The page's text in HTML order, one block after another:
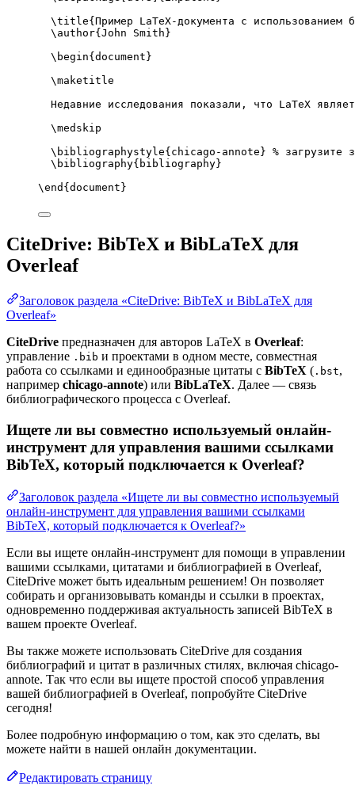
\title{Пример LaTeX-документа с
\author{John Smith}
\begin{ document }
\maketitle
Недавние исследования показали, что LaTeX
\medskip
\bibliographystyle{chicago-annote} % загрузите
\bibliography{bibliography}
\end { document }
CiteDrive: BibTeX и BibLaTeX для
Overleaf
Заголовок раздела «CiteDrive: BibTeX и BibLaTeX для
Overleaf»
CiteDrive предназначен для авторов LaTeX в Overleaf:
управление .bib и проектами в одном месте, совместная
работа со ссылками и единообразные цитаты с BibTeX ( .bst,
например chicago-annote) или BibLaTeX. Далее — связь
библиографического процесса с Overleaf.
Ищете ли вы совместно используемый онлайн-
инструмент для управления вашими ссылками
BibTeX, который подключается к Overleaf?
Заголовок раздела «Ищете ли вы совместно используемый
онлайн-инструмент для управления вашими ссылками
BibTeX, который подключается к Overleaf?»
Если вы ищете онлайн-инструмент для помощи в управлении
вашими ссылками, цитатами и библиографией в Overleaf,
CiteDrive может быть идеальным решением! Он позволяет
собирать и организовывать команды и ссылки в проектах,
одновременно поддерживая актуальность записей BibTeX в
вашем проекте Overleaf.
Вы также можете использовать CiteDrive для создания
библиографий и цитат в различных стилях, включая chicago-
annote. Так что если вы ищете простой способ управления
вашей библиографией в Overleaf, попробуйте CiteDrive
сегодня!
Более подробную информацию о том, как это сделать, вы
можете найти в нашей онлайн документации.
Редактировать страницу